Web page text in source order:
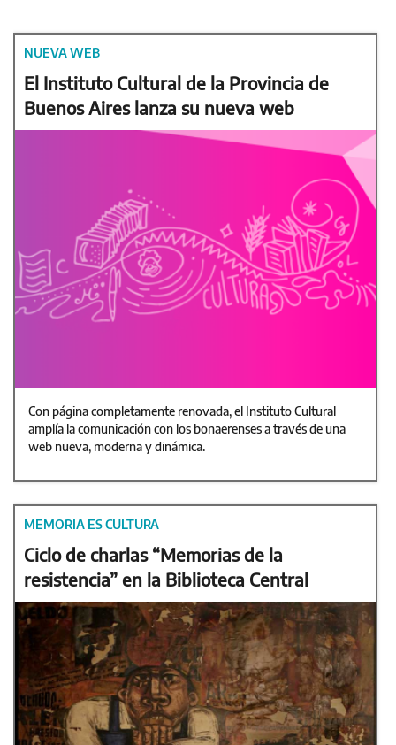
NUEVA WEB
El Instituto Cultural de la Provincia de
Buenos Aires lanza su nueva web
Con página completamente renovada, el Instituto Cultural
amplía la comunicación con los bonaerenses a través de una
web nueva, moderna y dinámica.
MEMORIA ES CULTURA
Ciclo de charlas “Memorias de la
resistencia” en la Biblioteca Central